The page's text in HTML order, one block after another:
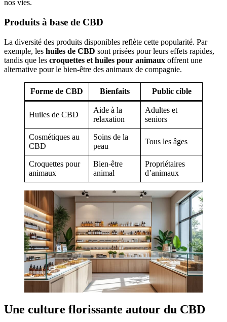
nos vies.
Produits à base de CBD
La diversité des produits disponibles reflète cette popularité. Par
exemple, les huiles de CBD sont prisées pour leurs effets rapides,
tandis que les croquettes et huiles pour animaux offrent une
alternative pour le bien-être des animaux de compagnie.
Forme de CBD Bienfaits Public cible
Huiles de CBD
Aide à la
relaxation
Adultes et
seniors
Cosmétiques au
CBD
Soins de la
peau
Tous les âges
Croquettes pour
animaux
Bien-être
animal
Propriétaires
d’animaux
Une culture florissante autour du CBD